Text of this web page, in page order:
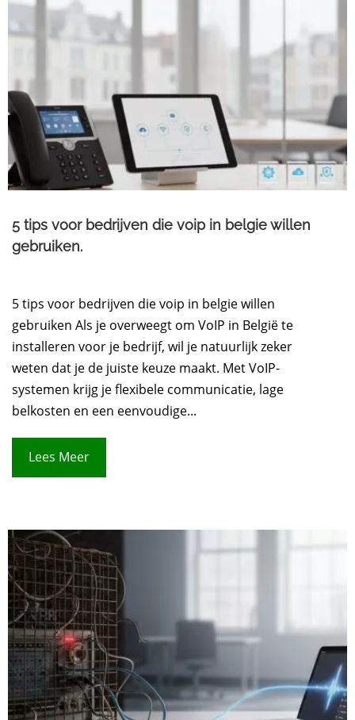
5 tips voor bedrijven die voip in belgie willen
gebruiken.
5 tips voor bedrijven die voip in belgie willen
gebruiken Als je overweegt om VoIP in België te
installeren voor je bedrijf, wil je natuurlijk zeker
weten dat je de juiste keuze maakt. Met VoIP-
systemen krijg je flexibele communicatie, lage
belkosten en een eenvoudige...
Lees Meer